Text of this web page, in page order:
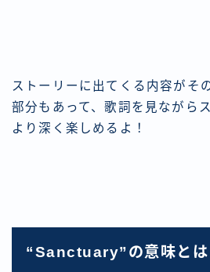
ストーリーに出てくる内容がそ
部分もあって、歌詞を見ながら
より深く楽しめるよ！
“Sanctuary”の意味とは